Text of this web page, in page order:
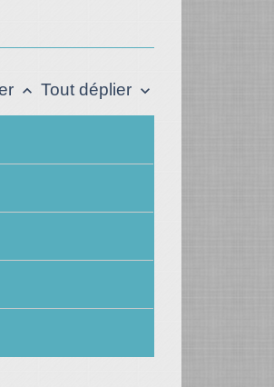
keyboard_arrow_up Tout déplier keyboard_arrow_down